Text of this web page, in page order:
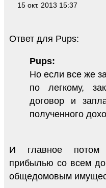
15 окт. 2013 15:37
Ответ для Pups:
Pups:
Но если все же
по легкому,
договор и
полученного
И главное потом
прибылью со всем
общедомовым